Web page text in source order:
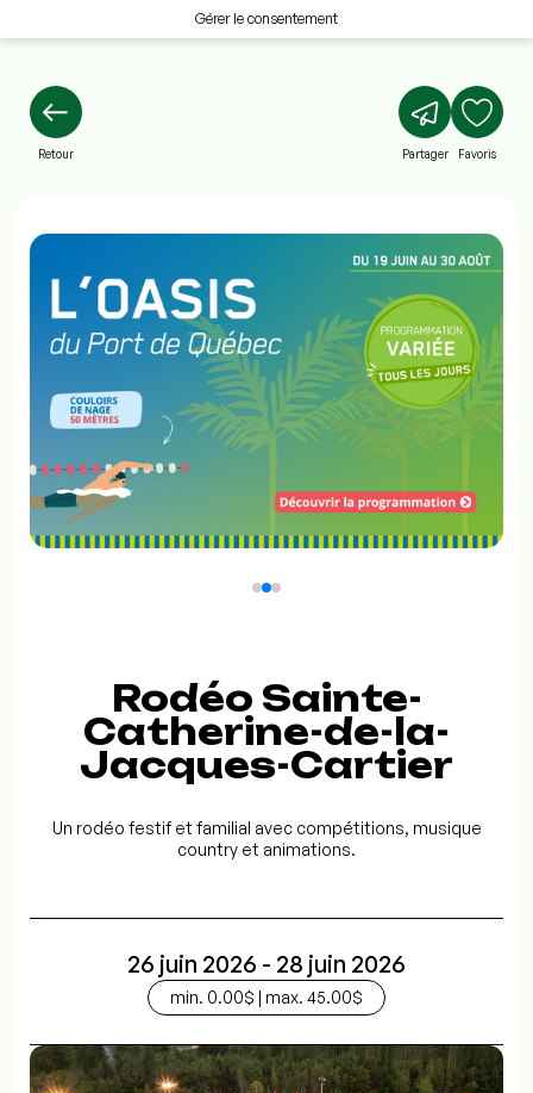
Gérer le consentement
Retour Partager Favoris
Rodéo Sainte-
Catherine-de-la-
Jacques-Cartier
Un rodéo festif et familial avec compétitions, musique
country et animations.
26 juin 2026 - 28 juin 2026
min. 0.00$ | max. 45.00$